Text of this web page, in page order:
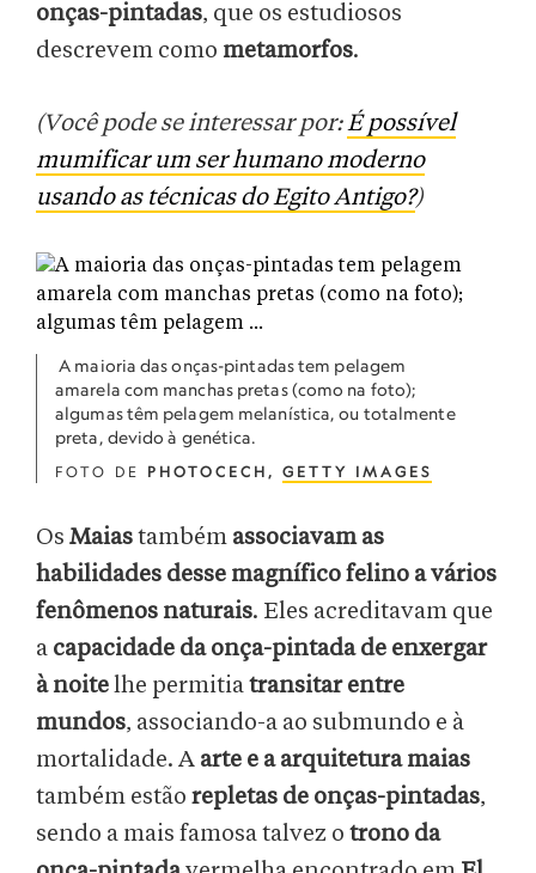
onças-pintadas, que os estudiosos
descrevem como metamorfos.
(Você pode se interessar por:É possível
mumificar um ser humano moderno
usando as técnicas do Egito Antigo?)
A maioria das onças-pintadas tem pelagem
amarela com manchas pretas (como na foto);
algumas têm pelagem melanística, ou totalmente
preta, devido à genética.
FOTO DE PHOTOCECH, GETTY IMAGES
Os Maiastambém associavam as
habilidades desse magnífico felino a vários
fenômenos naturais. Eles acreditavam que
a capacidade da onça-pintada de enxergar
à noitelhe permitiatransitar entre
mundos, associando-a ao submundo e à
mortalidade. A arte e a arquitetura maias
também estão repletas de onças-pintadas,
sendo a mais famosa talvez o trono da